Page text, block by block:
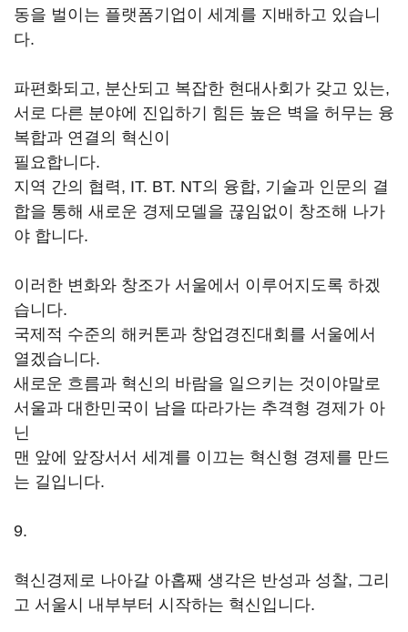
동을 벌이는 플랫폼기업이 세계를 지배하고 있습니
다.
파편화되고, 분산되고 복잡한 현대사회가 갖고 있는,
서로 다른 분야에 진입하기 힘든 높은 벽을 허무는 융
복합과 연결의 혁신이
필요합니다.
지역 간의 협력, IT. BT. NT의 융합, 기술과 인문의 결
합을 통해 새로운 경제모델을 끊임없이 창조해 나가
야 합니다.
이러한 변화와 창조가 서울에서 이루어지도록 하겠
습니다.
국제적 수준의 해커톤과 창업경진대회를 서울에서
열겠습니다.
새로운 흐름과 혁신의 바람을 일으키는 것이야말로
서울과 대한민국이 남을 따라가는 추격형 경제가 아
닌
맨 앞에 앞장서서 세계를 이끄는 혁신형 경제를 만드
는 길입니다.
9.
혁신경제로 나아갈 아홉째 생각은 반성과 성찰, 그리
고 서울시 내부부터 시작하는 혁신입니다.